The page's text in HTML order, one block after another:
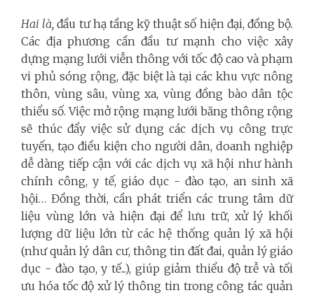
Hai là,đầu tư hạ tầng kỹ thuật số hiện đại, đồng bộ.
Các địa phương cần đầu tư mạnh cho việc xây
dựng mạng lưới viễn thông với tốc độ cao và phạm
vi phủ sóng rộng, đặc biệt là tại các khu vực nông
thôn, vùng sâu, vùng xa, vùng đồng bào dân tộc
thiểu số. Việc mở rộng mạng lưới băng thông rộng
sẽ thúc đẩy việc sử dụng các dịch vụ công trực
tuyến, tạo điều kiện cho người dân, doanh nghiệp
dễ dàng tiếp cận với các dịch vụ xã hội như hành
chính công, y tế, giáo dục - đào tạo, an sinh xã
hội… Đồng thời, cần phát triển các trung tâm dữ
liệu vùng lớn và hiện đại để lưu trữ, xử lý khối
lượng dữ liệu lớn từ các hệ thống quản lý xã hội
(như quản lý dân cư, thông tin đất đai, quản lý giáo
dục - đào tạo, y tế...), giúp giảm thiểu độ trễ và tối
ưu hóa tốc độ xử lý thông tin trong công tác quản